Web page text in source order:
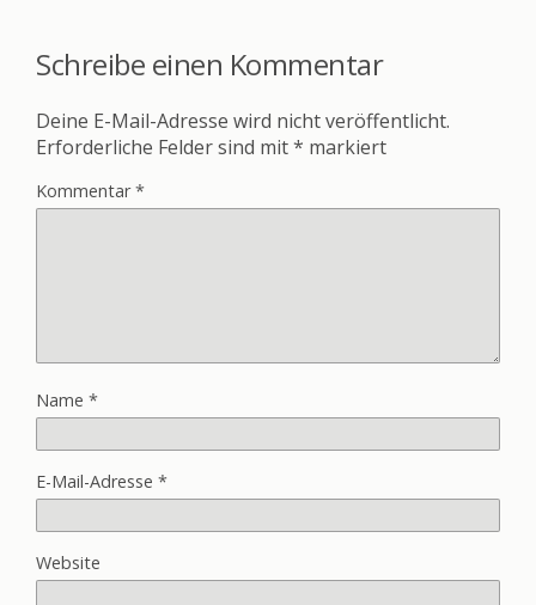
Schreibe einen Kommentar
Deine E-Mail-Adresse wird nicht veröffentlicht.
Erforderliche Felder sind mit* markiert
Kommentar*
Name *
E-Mail-Adresse *
Website